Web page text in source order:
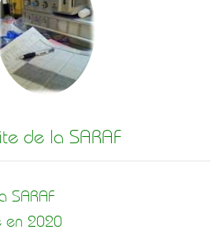
de la SARAF
SARAF
en 2020